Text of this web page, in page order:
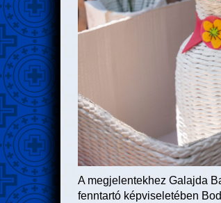
A megjelentekhez Galajda
fenntartó képviseletében